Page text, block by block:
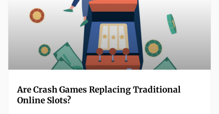
Are Crash Games Replacing Traditional
Online Slots?